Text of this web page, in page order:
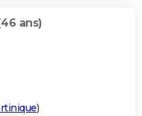
ans)
)